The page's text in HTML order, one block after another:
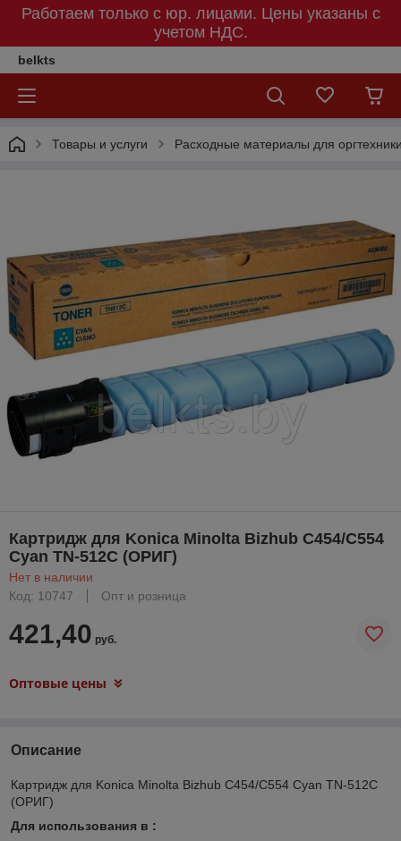
Работаем только с юр. лицами. Цены указаны c
учетом НДС.
belkts
Товары и услуги Расходные материалы для
Картридж для Konica Minolta Bizhub C454/C554
Cyan TN-512C (ОРИГ)
Нет в наличии
Код: 10747
Опт и розница
421,40 руб.
Оптовые цены
Описание
Картридж для Konica Minolta Bizhub C454/C554 Cyan TN-512C
(ОРИГ)
Для использования в :